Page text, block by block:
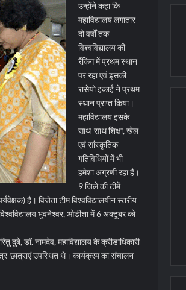
उन्होंने कहा कि
महाविद्यालय लगातार
दो वर्षों तक
विश्वविद्यालय की
रैंकिंग में प्रथम स्थान
पर रहा एवं इसकी
रासेयो इकाई ने प्रथम
स्थान प्राप्त किया।
महाविद्यालय इसके
साथ-साथ शिक्षा, खेल
एवं सांस्कृतिक
गतिविधियों में भी
हमेशा अग्रणी रहा है।
9 जिले की टीमें
है। विजेता टीम विश्वविद्यालयीन स्तरीय
भुवनेश्वर, ओडीशा में 6 अक्टूबर को
दुबे, डॉ. नामदेव, महाविद्यालय के क्रीडाधिकारी
छात्राएं उपस्थित थे। कार्यक्रम का संचालन